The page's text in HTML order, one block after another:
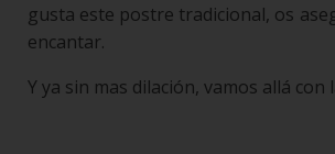
gusta este postre tradicional, os
encantar.
Y ya sin mas dilación, vamos allá con